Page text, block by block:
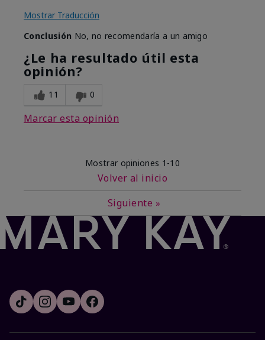
Mostrar Traducción
Conclusión No, no recomendaría a un amigo
¿Le ha resultado útil esta
opinión?
11 0
Marcar esta opinión
Mostrar opiniones 1-10
Volver al inicio
Siguiente »